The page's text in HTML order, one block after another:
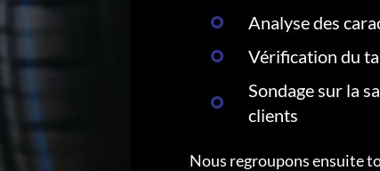
Analyse des
Vérification du
Sondage sur la
clients
Nous regroupons ensuite